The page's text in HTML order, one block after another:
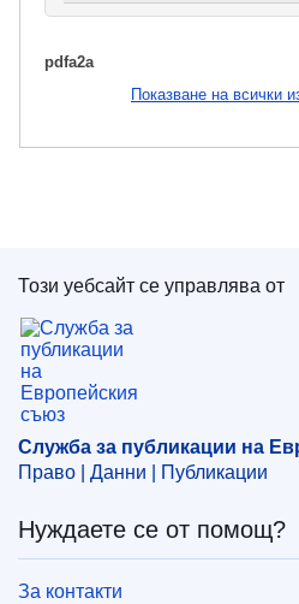
pdfa2a
Показване на всички
Служба за публикации
Този уебсайт се управлява от
Служба за публикации на
Право | Данни | Публикации
Нуждаете се от помощ?
За контакти